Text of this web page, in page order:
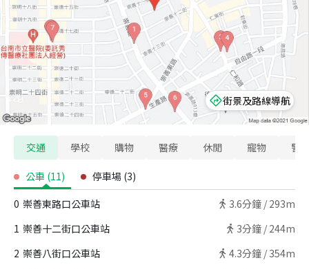
街景及路線導航
交通 學校 購物 醫療 休閒 寵物 警
公車 (11) 停車場 (3)
0 崇善東路口公車站 3.6分鐘 / 293m
1 崇善十二街口公車站 3分鐘 / 244m
2 崇善八街口公車站 4.3分鐘 / 354m